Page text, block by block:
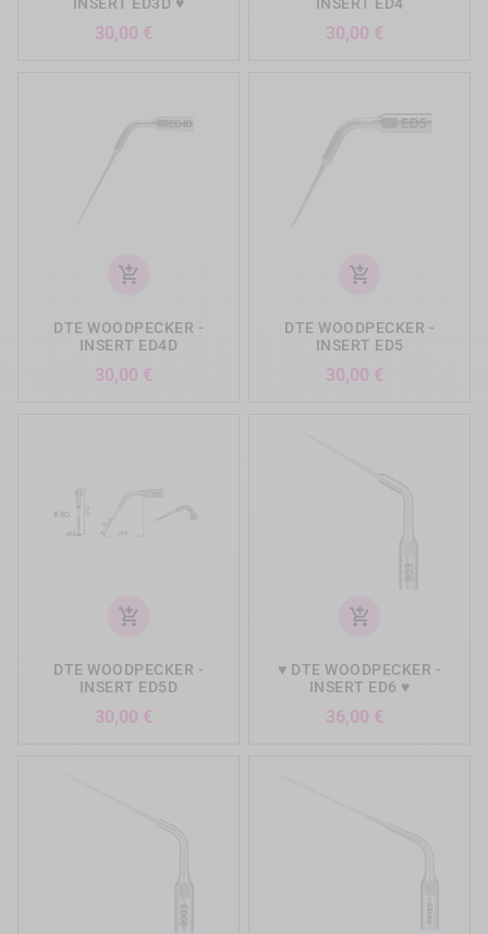
30,00 € 30,00 €
add_shopping_cart
DTE WOODPECKER -
INSERT ED4D
30,00 €
add_shopping_cart
DTE WOODPECKER -
INSERT ED5
30,00 €
add_shopping_cart
DTE WOODPECKER -
INSERT ED5D
30,00 €
add_shopping_cart
♥ DTE WOODPECKER -
INSERT ED6 ♥
36,00 €